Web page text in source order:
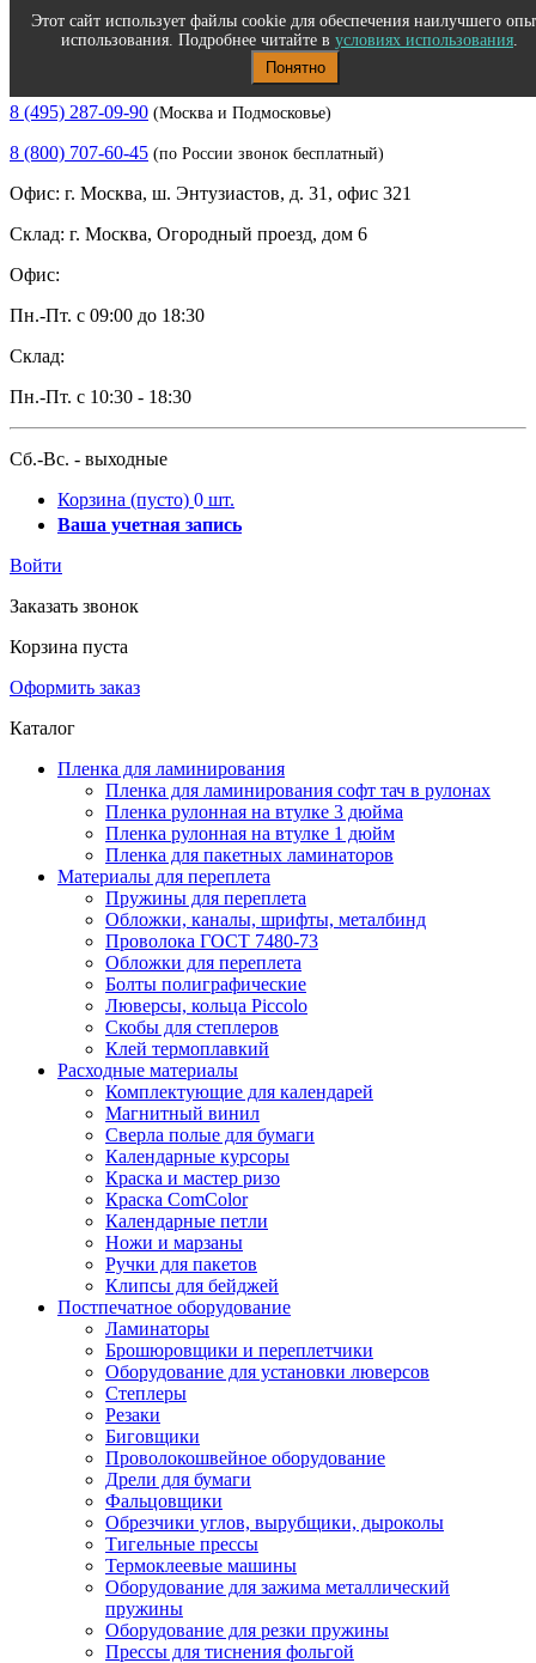
Полиграфическое и офисное оборудование
8 (495) 287-09-90 (Москва и Подмосковье)
8 (800) 707-60-45 (по России звонок бесплатный)
Офис: г. Москва, ш. Энтузиастов, д. 31, офис 321
Склад: г. Москва, Огородный проезд, дом 6
Офис:
Пн.-Пт. с 09:00 до 18:30
Склад:
Пн.-Пт. с 10:30 - 18:30
Сб.-Вс. - выходные
Корзина (пусто) 0 шт.
Ваша учетная запись
Войти
Заказать звонок
Корзина пуста
Оформить заказ
Каталог
Пленка для ламинирования
Пленка для ламинирования софт тач в рулонах
Пленка рулонная на втулке 3 дюйма
Пленка рулонная на втулке 1 дюйм
Пленка для пакетных ламинаторов
Материалы для переплета
Пружины для переплета
Обложки, каналы, шрифты, металбинд
Проволока ГОСТ 7480-73
Обложки для переплета
Болты полиграфические
Люверсы, кольца Piccolo
Скобы для степлеров
Клей термоплавкий
Расходные материалы
Комплектующие для календарей
Магнитный винил
Сверла полые для бумаги
Календарные курсоры
Краска и мастер ризо
Краска ComColor
Календарные петли
Ножи и марзаны
Ручки для пакетов
Клипсы для бейджей
Постпечатное оборудование
Ламинаторы
Брошюровщики и переплетчики
Оборудование для установки люверсов
Степлеры
Резаки
Биговщики
Проволокошвейное оборудование
Дрели для бумаги
Фальцовщики
Обрезчики углов, вырубщики, дыроколы
Тигельные прессы
Термоклеевые машины
Оборудование для зажима металлический
пружины
Оборудование для резки пружины
Прессы для тиснения фольгой
Этот сайт использует файлы cookie для обеспечения наилучшего
использования. Подробнее читайте в условиях использования.
Понятно